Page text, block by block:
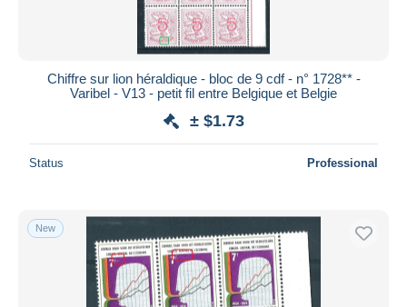
Chiffre sur lion héraldique - bloc de 9 cdf - n° 1728** -
Varibel - V13 - petit fil entre Belgique et Belgie
± $1.73
Status Professional
New